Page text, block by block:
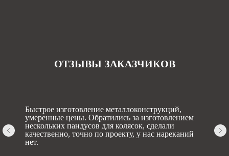
ОТЗЫВЫ ЗАКАЗЧИКОВ
Быстрое изготовление металлоконструкций,
умеренные цены. Обратились за изготовлением
нескольких пандусов для колясок, сделали
качественно, точно по проекту, у нас нареканий
нет.